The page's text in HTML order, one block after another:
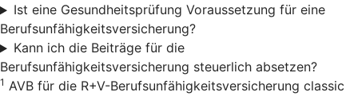
Ist eine Gesundheitsprüfung Voraussetzung für eine
Berufsunfähigkeitsversicherung?
Kann ich die Beiträge für die
Berufsunfähigkeitsversicherung steuerlich absetzen?
1 AVB für die R+V-Berufsunfähigkeitsversicherung classic